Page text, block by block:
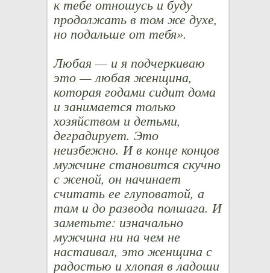
к тебе отношусь и буду
продолжать в том же духе,
но подальше от тебя».
Любая — и я подчеркиваю
это — любая женщина,
которая годами сидит дома
и занимается только
хозяйством и детьми,
деградирует. Это
неизбежно. И в конце концов
мужчине становится скучно
с женой, он начинает
считать ее глуповатой, а
там и до развода полшага. И
заметьте: изначально
мужчина ни на чем не
настаивал, это женщина с
радостью и хлопая в ладоши